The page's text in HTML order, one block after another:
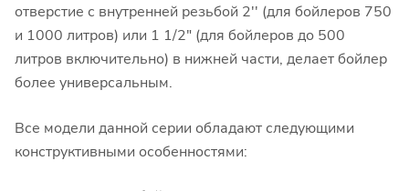
отверстие с внутренней резьбой 2'' (для бойлеров 750
и 1000 литров) или 1 1/2" (для бойлеров до 500
литров включительно) в нижней части, делает бойлер
более универсальным.
Все модели данной серии обладают следующими
конструктивными особенностями: